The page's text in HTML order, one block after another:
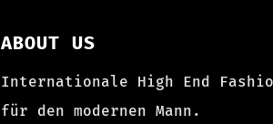
ABOUT US
Internationale High End
für den modernen Mann.